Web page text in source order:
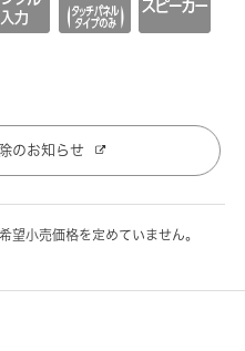
のお知らせ
望小売価格を定めていません。